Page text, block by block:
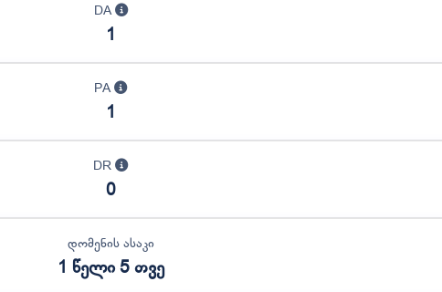
DA
1
PA
1
DR
0
დომენის ასაკი
1 წელი 5 თვე